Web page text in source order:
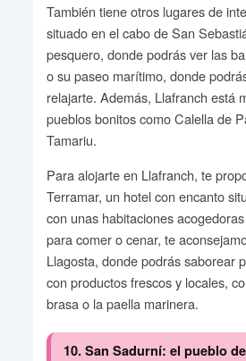
También tiene otros lugares de
situado en el cabo de San
pesquero, donde podrás ver las
o su paseo marítimo, donde
relajarte. Además, Llafranch está
pueblos bonitos como Calella de
Tamariu.
Para alojarte en Llafranch, te
Terramar, un hotel con encanto
con unas habitaciones
para comer o cenar, te
Llagosta, donde podrás saborear
con productos frescos y locales,
brasa o la paella marinera.
10. San Sadurní: el pueblo